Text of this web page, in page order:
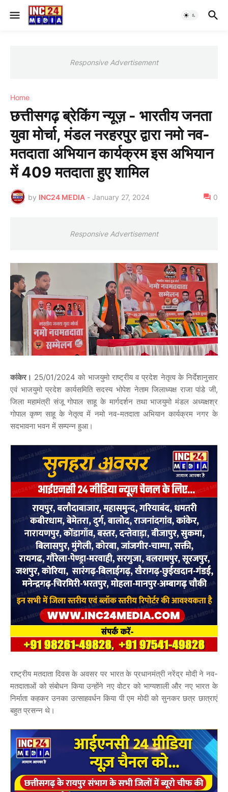
Responsive Advertisement
Home
छत्तीसगढ़ ब्रेकिंग न्यूज़ - भारतीय जनता
युवा मोर्चा, मंडल नरहरपुर द्वारा नमो नव-
मतदाता अभियान कार्यक्रम इस अभियान
में 409 मतदाता हुए शामिल
by INC24 MEDIA - January 27, 2024 0
Responsive Advertisement
कांकेर। 25/01/2024 को भाजयुमो राष्ट्रीय व प्रदेश नेतृत्व के निर्देशानुसार
एवं भाजयुमो प्रदेश कार्यसमिति सदस्य भोपेश नेताम जिलाध्यक्ष राजा पांडे जी,
जिला महामंत्री संजू गोपाल साहू के मार्गदर्शन तथा भाजयुमो मंडल अध्यक्षश्र
गोपाल कृष्ण साहू के नेतृत्व में नमो नव-मतदाता अभियान कार्यक्रम नगर के
सदभावना भवन में सम्पन्न हुआ।
राष्ट्रीय मतदाता दिवस के अवसर पर भारत के प्रधानमंत्री नरेंद्र मोदी ने नव-
मतदाताओं को संबोधन किया उन्होंने नए वोटर को भाग्यशाली और नए भारत के
निर्माता कहकर उनका उत्साहवर्धन किया पी एम मोदी को सुनकर छत्र छात्राएं
बहुत प्रसन्न थे।